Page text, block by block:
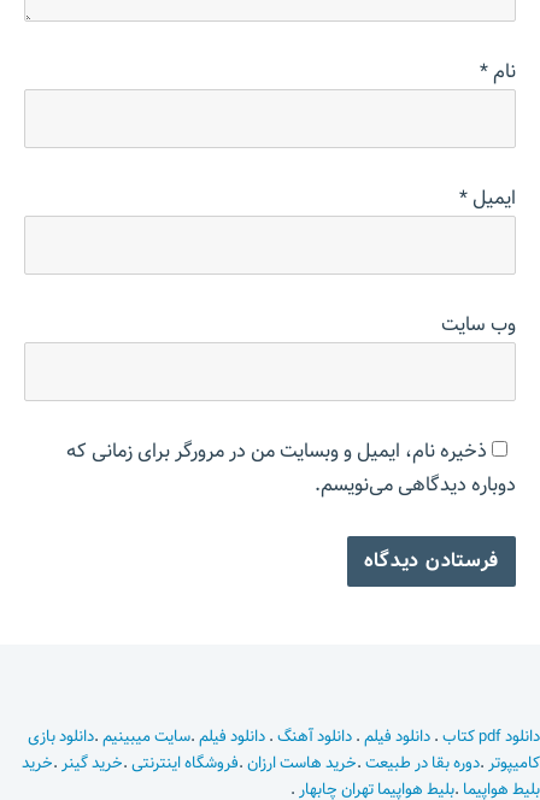
نام*
ایمیل*
وب‌ سایت
ذخیره نام، ایمیل و وبسایت من در مرورگر برای زمانی که
دوباره دیدگاهی می‌نویسم.
دانلود pdf کتاب .دانلود فیلم.دانلود آهنگ.دانلود فیلم.سایت میبینیم.دانلود بازی
کامیپوتر .دوره بقا در طبیعت.خرید هاست ارزان.فروشگاه اینترنتی.خرید گینر .خرید
بلیط هواپیما .بلیط هواپیما تهران چابهار .